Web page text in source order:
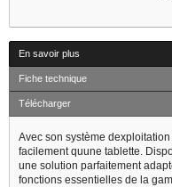
En savoir plus
Fiche technique
Télécharger
Avec son système
facilement quune tablette.
une solution parfaitement
fonctions essentielles de la